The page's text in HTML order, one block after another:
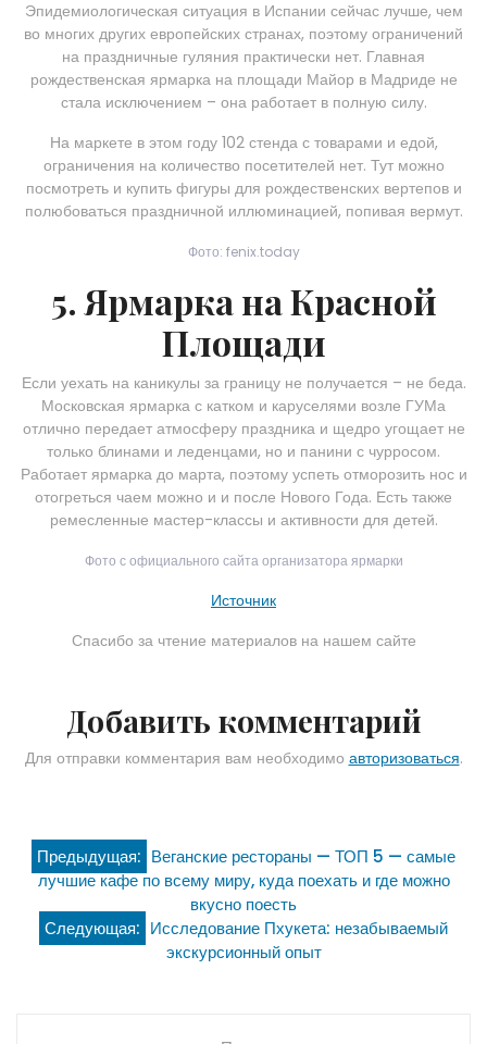
Эпидемиологическая ситуация в Испании сейчас лучше, чем
во многих других европейских странах, поэтому ограничений
на праздничные гуляния практически нет. Главная
рождественская ярмарка на площади Майор в Мадриде не
стала исключением – она работает в полную силу.
На маркете в этом году 102 стенда с товарами и едой,
ограничения на количество посетителей нет. Тут можно
посмотреть и купить фигуры для рождественских вертепов и
полюбоваться праздничной иллюминацией, попивая вермут.
Фото: fenix.today
5. Ярмарка на Красной
Площади
Если уехать на каникулы за границу не получается – не беда.
Московская ярмарка с катком и каруселями возле ГУМа
отлично передает атмосферу праздника и щедро угощает не
только блинами и леденцами, но и панини с чурросом.
Работает ярмарка до марта, поэтому успеть отморозить нос и
отогреться чаем можно и и после Нового Года. Есть также
ремесленные мастер-классы и активности для детей.
Фото с официального сайта организатора ярмарки
Источник
Спасибо за чтение материалов на нашем сайте
Добавить комментарий
Для отправки комментария вам необходимо авторизоваться.
Навигация
по
записям
Предыдущая: Веганские рестораны — ТОП 5 — самые
лучшие кафе по всему миру, куда поехать и где можно
вкусно поесть
Следующая: Исследование Пхукета: незабываемый
экскурсионный опыт